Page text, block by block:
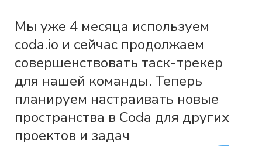
Мы уже 4 месяца используем
coda.io и сейчас продолжаем
совершенствовать таск-трекер
для нашей команды. Теперь
планируем настраивать новые
пространства в Coda для других
проектов и задач